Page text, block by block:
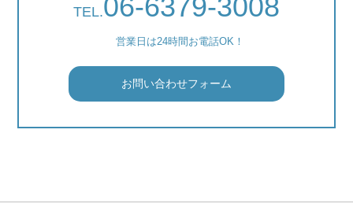
TEL.06-6379-3008
営業日は24時間お電話OK！
お問い合わせフォーム